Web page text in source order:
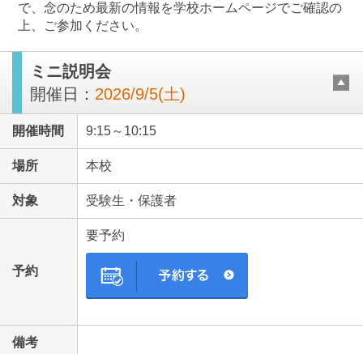
日本大学中学校
ブックマークした学校
で、念のため最新の情報を学校ホームページでご確認の
上、ご参加ください。
ミニ説明会
開催日： 2026/9/5(土)
開催時間 9:15～10:15
場所 本校
対象 受験生・保護者
予約
要予約
備考